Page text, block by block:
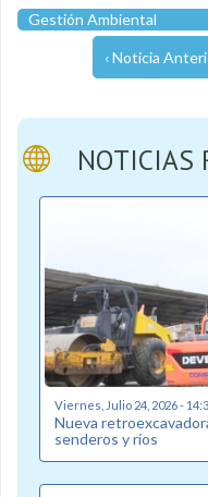
Gestión Ambiental
‹ Noticia
NOTICIAS
Viernes, Julio 24, 2026 -
Nueva
senderos y ríos